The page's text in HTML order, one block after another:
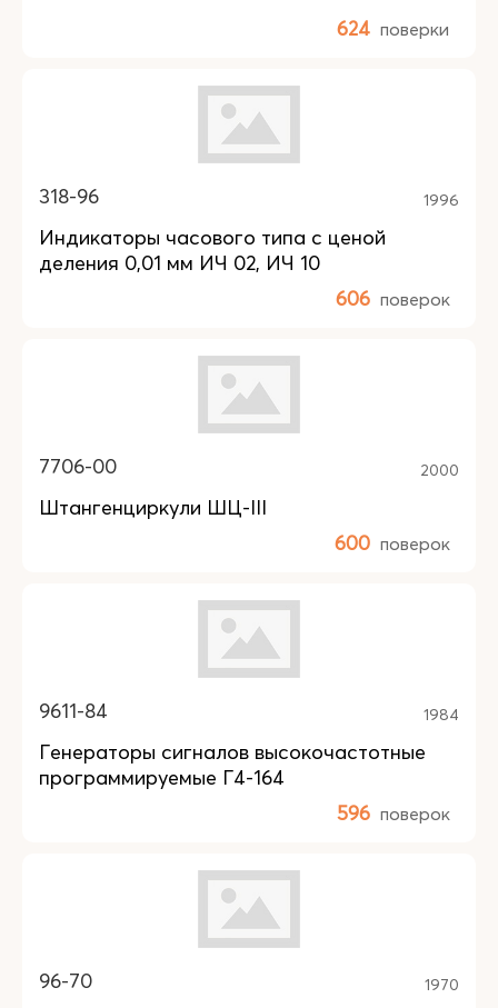
624 поверки
318-96 1996
Индикаторы часового типа с ценой
деления 0,01 мм ИЧ 02, ИЧ 10
606 поверок
7706-00 2000
Штангенциркули ШЦ-III
600 поверок
9611-84 1984
Генераторы сигналов высокочастотные
программируемые Г4-164
596 поверок
96-70 1970